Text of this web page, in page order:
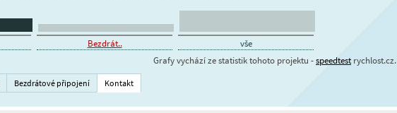
Bezdrát..
vše
Grafy vychází ze statistik tohoto projektu -speedtestrychlost.cz.
Bezdrátové připojení Kontakt